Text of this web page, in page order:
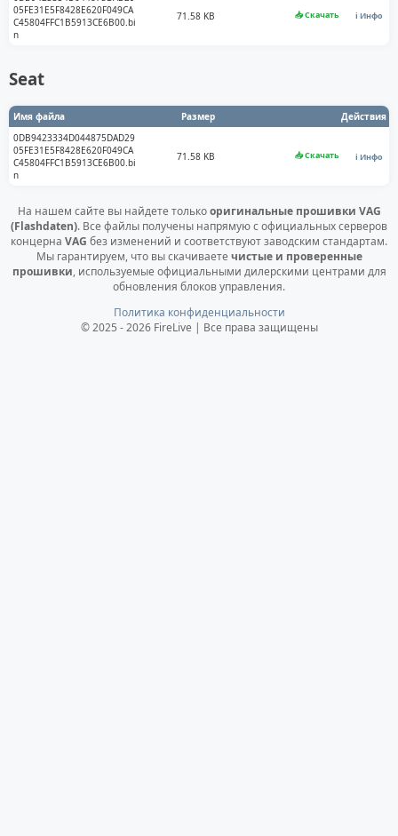
05FE31E5F8428E620F049CA
C45804FFC1B5913CE6B00.bi
n
71.58 KB 📥 Скачать ℹ️ Инфо
Seat
Имя файла Размер
Действия
0DB9423334D044875DAD29
05FE31E5F8428E620F049CA
C45804FFC1B5913CE6B00.bi
n
71.58 KB 📥 Скачать ℹ️ Инфо
На нашем сайте вы найдете толькооригинальные прошивки VAG
(Flashdaten). Все файлы получены напрямую с официальных серверов
концерна VAG без изменений и соответствуют заводским стандартам.
Мы гарантируем, что вы скачиваете чистые и проверенные
прошивки, используемые официальными дилерскими центрами для
обновления блоков управления.
Политика конфиденциальности
© 2025 - 2026 FireLive | Все права защищены